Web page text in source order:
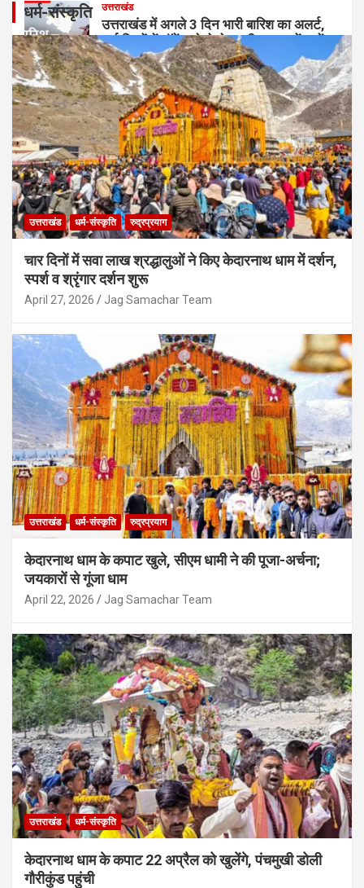
उत्तराखंड
उत्तराखंड में अगले 3 दिन भारी बारिश का अलर्ट,
कई जिलों में ऑरेंज-येलो चेतावनी; यात्रा में बरतें
सावधानी
August 9, 2026 Jag Samachar Team
उत्तराखंड हरिद्वार
कांवड़ यात्रा के अंतिम चरण में हरिद्वार में उमड़ा
सैलाब, डाक कांवड़ वाहनों के लिए खास ट्रैफिक
प्लान, डीएम-एसएसपी ने संभाला मोर्चा
August 9, 2026 Jag Samachar Team
धर्म-संस्कृति
उत्तराखंड धर्म-संस्कृति रुद्रप्रयाग
चार दिनों में सवा लाख श्रद्धालुओं ने किए केदारनाथ धाम में दर्शन,
स्पर्श व श्रृंगार दर्शन शुरू
April 27, 2026 Jag Samachar Team
उत्तराखंड धर्म-संस्कृति रुद्रप्रयाग
केदारनाथ धाम के कपाट खुले, सीएम धामी ने की पूजा-अर्चना;
जयकारों से गूंजा धाम
April 22, 2026 Jag Samachar Team
उत्तराखंड धर्म-संस्कृति
केदारनाथ धाम के कपाट 22 अप्रैल को खुलेंगे, पंचमुखी डोली
गौरीकुंड पहुंची